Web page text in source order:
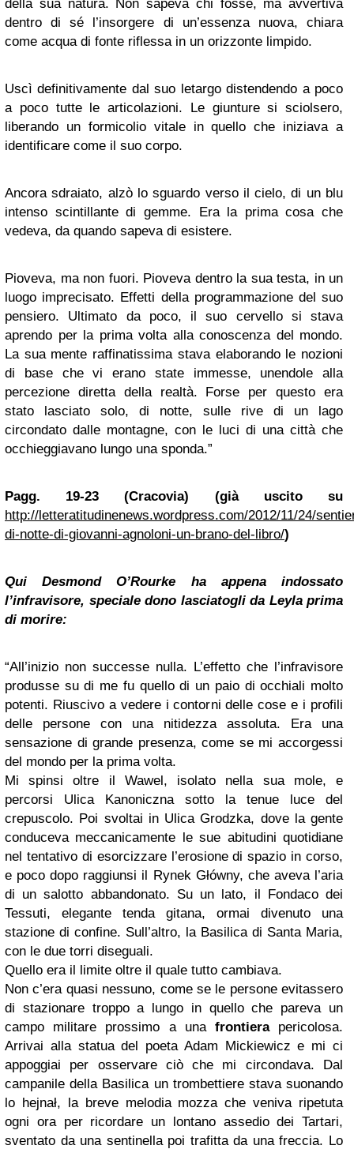
della sua natura. Non sapeva chi fosse, ma avvertiva
dentro di sé l’insorgere di un’essenza nuova, chiara
come acqua di fonte riflessa in un orizzonte limpido.
Uscì definitivamente dal suo letargo distendendo a poco
a poco tutte le articolazioni. Le giunture si sciolsero,
liberando un formicolio vitale in quello che iniziava a
identificare come il suo corpo.
Ancora sdraiato, alzò lo sguardo verso il cielo, di un blu
intenso scintillante di gemme. Era la prima cosa che
vedeva, da quando sapeva di esistere.
Pioveva, ma non fuori. Pioveva dentro la sua testa, in un
luogo imprecisato. Effetti della programmazione del suo
pensiero. Ultimato da poco, il suo cervello si stava
aprendo per la prima volta alla conoscenza del mondo.
La sua mente raffinatissima stava elaborando le nozioni
di base che vi erano state immesse, unendole alla
percezione diretta della realtà. Forse per questo era
stato lasciato solo, di notte, sulle rive di un lago
circondato dalle montagne, con le luci di una città che
occhieggiavano lungo una sponda.”
Pagg. 19-23 (Cracovia) (già uscito su
http://letteratitudinenews.wordpress.com/2012/11/24/
di-notte-di-giovanni-agnoloni-un-brano-del-libro/)
Qui Desmond O’Rourke ha appena indossato
l’infravisore, speciale dono lasciatogli da Leyla prima
di morire:
“All’inizio non successe nulla. L’effetto che l’infravisore
produsse su di me fu quello di un paio di occhiali molto
potenti. Riuscivo a vedere i contorni delle cose e i profili
delle persone con una nitidezza assoluta. Era una
sensazione di grande presenza, come se mi accorgessi
del mondo per la prima volta.
Mi spinsi oltre il Wawel, isolato nella sua mole, e
percorsi Ulica Kanoniczna sotto la tenue luce del
crepuscolo. Poi svoltai in Ulica Grodzka, dove la gente
conduceva meccanicamente le sue abitudini quotidiane
nel tentativo di esorcizzare l’erosione di spazio in corso,
e poco dopo raggiunsi il Rynek Główny, che aveva l’aria
di un salotto abbandonato. Su un lato, il Fondaco dei
Tessuti, elegante tenda gitana, ormai divenuto una
stazione di confine. Sull’altro, la Basilica di Santa Maria,
con le due torri diseguali.
Quello era il limite oltre il quale tutto cambiava.
Non c’era quasi nessuno, come se le persone evitassero
di stazionare troppo a lungo in quello che pareva un
campo militare prossimo a una frontierapericolosa.
Arrivai alla statua del poeta Adam Mickiewicz e mi ci
appoggiai per osservare ciò che mi circondava. Dal
campanile della Basilica un trombettiere stava suonando
lo hejnał, la breve melodia mozza che veniva ripetuta
ogni ora per ricordare un lontano assedio dei Tartari,
sventato da una sentinella poi trafitta da una freccia. Lo